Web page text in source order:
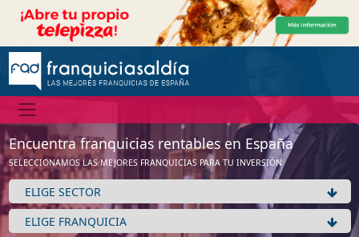
Encuentra franquicias rentables en España
SELECCIONAMOS LAS MEJORES FRANQUICIAS PARA TU INVERSIÓN